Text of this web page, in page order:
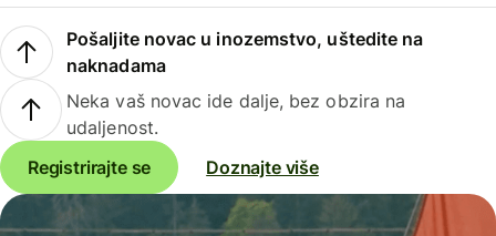
Pošaljite novac u inozemstvo, uštedite na
naknadama
Neka vaš novac ide dalje, bez obzira na
udaljenost.
Registrirajte se
Doznajte više